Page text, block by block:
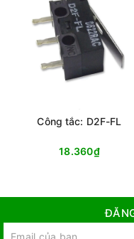
Công tắc: D2F-FL
18.360₫